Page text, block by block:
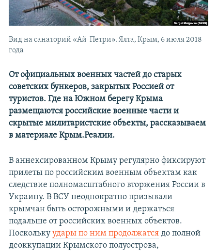
Вид на санаторий «Ай-Петри». Ялта, Крым, 6 июля 2018
года
От официальных военных частей до старых
советских бункеров, закрытых Россией от
туристов. Где на Южном берегу Крыма
размещаются российские военные части и
скрытые милитаристские объекты, рассказываем
в материале Крым.Реалии.
В аннексированном Крыму регулярно фиксируют
прилеты по российским военным объектам как
следствие полномасштабного вторжения России в
Украину. В ВСУ неоднократно призывали
крымчан быть осторожными и держаться
подальше от российских военных объектов.
Поскольку удары по ним продолжатся до полной
деоккупации Крымского полуострова,